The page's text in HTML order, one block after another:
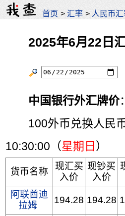
首页 >汇率 > 人民币
2025年6月22日
中国银行外汇牌价：
100外币兑换人民
10:30:00（星期日 ）
货币名称
现汇买
入价
现钞买
入价
阿联酋迪
拉姆
194.28 194.28